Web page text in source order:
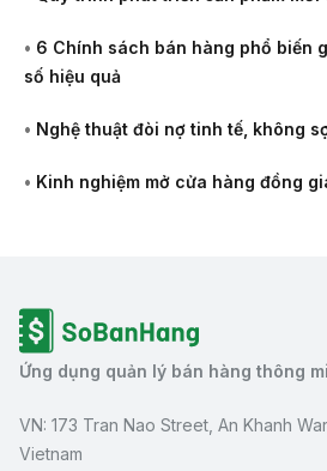
• 6 Chính sách bán hàng phổ biến
số hiệu quả
• Nghệ thuật đòi nợ tinh tế, không
• Kinh nghiệm mở cửa hàng đồng
Ứng dụng quản lý bán hàng thông
VN: 173 Tran Nao Street, An Khanh
Vietnam